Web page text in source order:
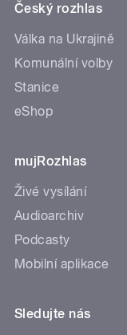
Český rozhlas
Válka na Ukrajině
Komunální volby
Stanice
eShop
mujRozhlas
Živé vysílání
Audioarchiv
Podcasty
Mobilní aplikace
Sledujte nás